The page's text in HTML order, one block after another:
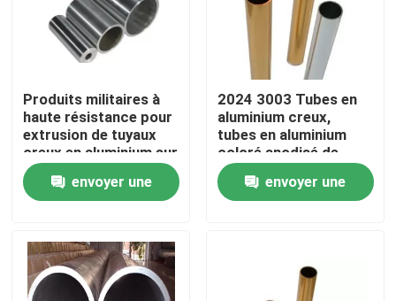
Maison
Vidéos
Produits militaires à
haute résistance pour
extrusion de tuyaux
creux en aluminium sur
mesure
envoyer une
2024 3003 Tubes en
aluminium creux,
tubes en aluminium
coloré anodisé de
haute pureté
envoyer une